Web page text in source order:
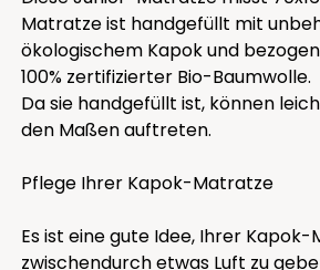
Matratze ist handgefüllt mit
ökologischem Kapok und
100% zertifizierter Bio-Baumwolle.
Da sie handgefüllt ist, können
den Maßen auftreten.
Pflege Ihrer Kapok-Matratze
Es ist eine gute Idee, Ihrer
zwischendurch etwas Luft zu